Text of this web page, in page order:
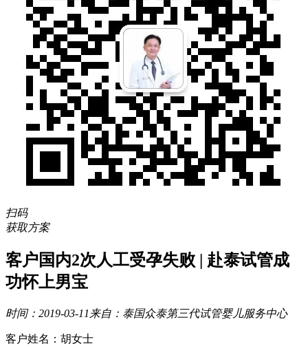
扫码
获取方案
客户国内2次人工受孕失败 | 赴泰试管成
功怀上男宝
时间：2019-03-11 来自：泰国众泰第三代试管婴儿服务中心
客户姓名：胡女士